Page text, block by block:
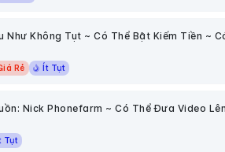
Như Không Tụt ~ Có Thể Bật Kiếm Tiền ~
Rẻ Ít Tụt
Nick Phonefarm ~ Có Thể Đưa Video
Tụt